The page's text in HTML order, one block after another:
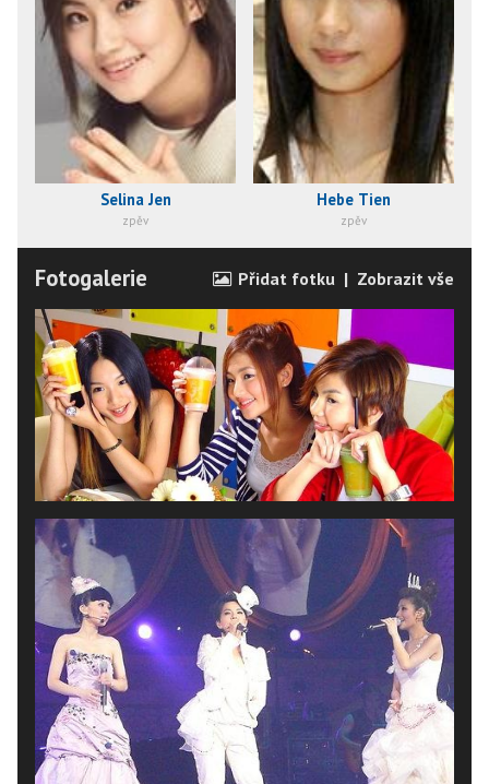
Selina Jen
zpěv
Hebe Tien
zpěv
Fotogalerie Přidat fotku | Zobrazit vše